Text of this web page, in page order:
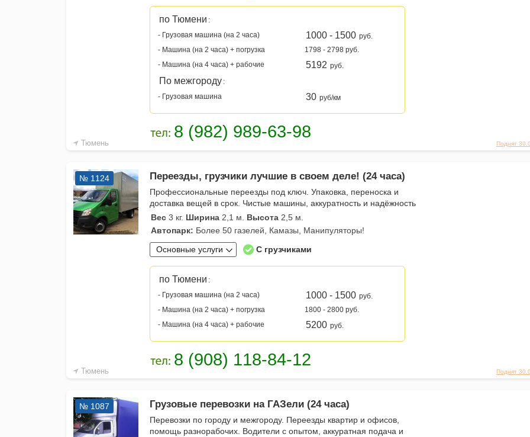
Тюмень Поднят
по Тюмени :
- Грузовая машина (на 2 часа)
1000 - 1500 руб.
- Машина (на 2 часа) + погрузка
1798 - 2798 руб.
- Машина (на 4 часа) + рабочие
5192 руб.
По межгороду :
- Грузовая машина
30 руб/км
Тюмень Поднят
№ 1124 Переезды, грузчики лучшие в своем деле! (24 часа)
Профессиональные переезды под ключ. Упаковка, переноска и
доставка вещей в срок. Чистые машины, аккуратность и надёжность
Вес 3 кг. Ширина 2,1 м. Высота 2,5 м.
Автопарк: Более 50 газелей, Камазы, Манипуляторы!
Основные услуги
С грузчиками
по Тюмени :
- Грузовая машина (на 2 часа)
1000 - 1500 руб.
- Машина (на 2 часа) + погрузка
1800 - 2800 руб.
- Машина (на 4 часа) + рабочие
5200 руб.
№ 1087 Грузовые перевозки на ГАЗели (24 часа)
Перевозки по городу и межгороду. Переезды квартир и офисов,
помощь разнорабочих. Водители с опытом, аккуратная подача и